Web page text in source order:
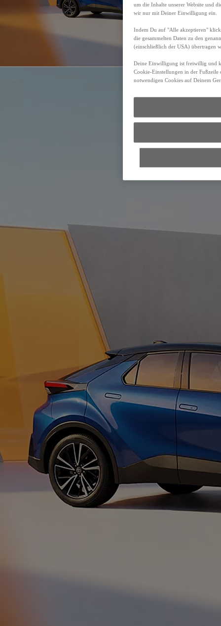
um die Inhalte unserer Website und
wir nur mit Deiner Einwilligung ein.
Indem Du auf "Alle akzeptieren"
die gesammelten Daten zu den
(einschließlich der USA) übertragen
Deine Einwilligung ist freiwillig und
Cookie-Einstellungen in der Fußzeile
notwendigen Cookies auf Deinem